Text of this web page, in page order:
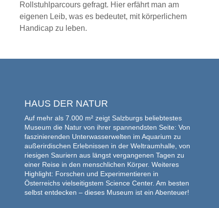
Rollstuhlparcours gefragt. Hier erfährt man am
eigenen Leib, was es bedeutet, mit körperlichem
Handicap zu leben.
HAUS DER NATUR
Auf mehr als 7.000 m² zeigt Salzburgs beliebtestes
Museum die Natur von ihrer spannendsten Seite: Von
faszinierenden Unterwasserwelten im Aquarium zu
außerirdischen Erlebnissen in der Weltraumhalle, von
riesigen Sauriern aus längst vergangenen Tagen zu
einer Reise in den menschlichen Körper. Weiteres
Highlight: Forschen und Experimentieren in
Österreichs vielseitigstem Science Center. Am besten
selbst entdecken – dieses Museum ist ein Abenteuer!